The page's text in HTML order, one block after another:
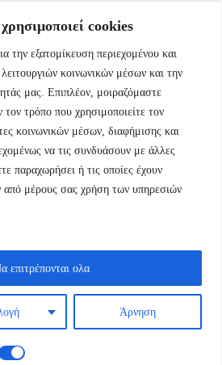
cookies
την εξατομίκευση περιεχομένου και
κοινωνικών μέσων και την
μας. Επιπλέον, μοιραζόμαστε
τρόπο που χρησιμοποιείτε τον
κοινωνικών μέσων, διαφήμισης και
να τις συνδυάσουν με άλλες
παραχωρήσει ή τις οποίες έχουν
από μέρους σας χρήση των υπηρεσιών
Άρνηση
επιτρέπονται ολα
Αθήνα Ελλάδα.